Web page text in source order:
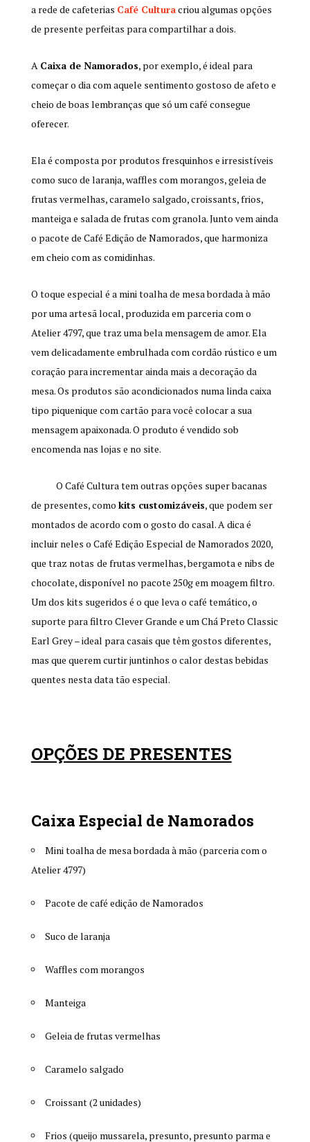
a rede de cafeterias Café Culturacriou algumas opções
de presente perfeitas para compartilhar a dois.
A Caixa de Namorados, por exemplo, é ideal para
começar o dia com aquele sentimento gostoso de afeto e
cheio de boas lembranças que só um café consegue
oferecer.
Ela é composta por produtos fresquinhos e irresistíveis
como suco de laranja, waffles com morangos, geleia de
frutas vermelhas, caramelo salgado, croissants, frios,
manteiga e salada de frutas com granola. Junto vem ainda
o pacote de Café Edição de Namorados, que harmoniza
em cheio com as comidinhas.
O toque especial é a mini toalha de mesa bordada à mão
por uma artesã local, produzida em parceria com o
Atelier 4797, que traz uma bela mensagem de amor. Ela
vem delicadamente embrulhada com cordão rústico e um
coração para incrementar ainda mais a decoração da
mesa. Os produtos são acondicionados numa linda caixa
tipo piquenique com cartão para você colocar a sua
mensagem apaixonada. O produto é vendido sob
encomenda nas lojas e no site.
O Café Cultura tem outras opções super bacanas
de presentes, como kits customizáveis, que podem ser
montados de acordo com o gosto do casal. A dica é
incluir neles o Café Edição Especial de Namorados 2020,
que traz notas de frutas vermelhas, bergamota e nibs de
chocolate, disponível no pacote 250g em moagem filtro.
Um dos kits sugeridos é o que leva o café temático, o
suporte para filtro Clever Grande e um Chá Preto Classic
Earl Grey – ideal para casais que têm gostos diferentes,
mas que querem curtir juntinhos o calor destas bebidas
quentes nesta data tão especial.
OPÇÕES DE PRESENTES
Caixa Especial de Namorados
Mini toalha de mesa bordada à mão (parceria com o
Atelier 4797)
Pacote de café edição de Namorados
Suco de laranja
Waffles com morangos
Manteiga
Geleia de frutas vermelhas
Caramelo salgado
Croissant (2 unidades)
Frios (queijo mussarela, presunto, presunto parma e